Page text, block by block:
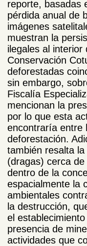
reporte, basadas
pérdida anual de
imágenes
muestran la
ilegales al interior
Conservación
deforestadas
sin embargo,
Fiscalía
mencionan la
por lo que esta
encontraría entre
deforestación.
también resalta
(dragas) cerca
dentro de la
espacialmente la
ambientales
la destrucción,
el
presencia de
actividades que